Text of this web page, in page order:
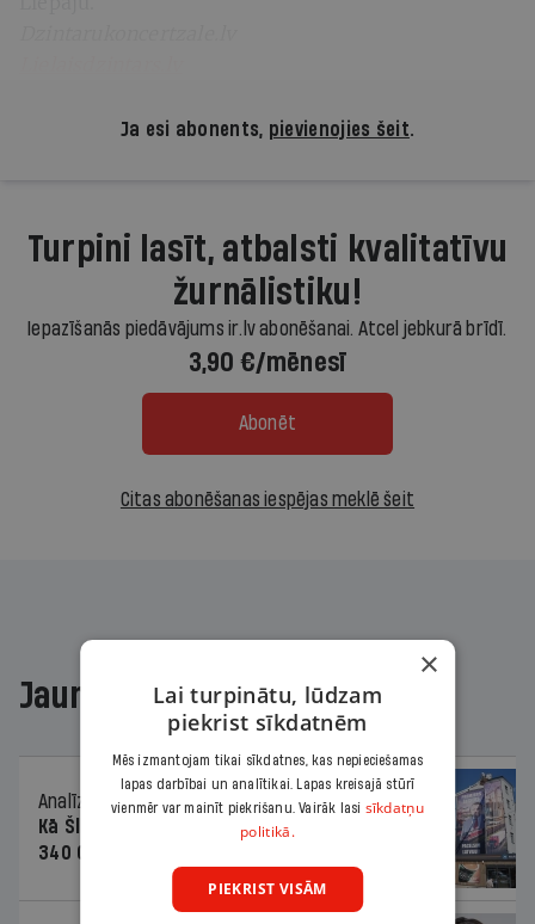
Ja esi abonents, pievienojies šeit.
Turpini lasīt, atbalsti kvalitatīvu
žurnālistiku!
Iepazīšanās piedāvājums ir.lv abonēšanai. Atcel jebkurā brīdī.
3,90 €/mēnesī
Abonēt
Citas abonēšanas iespējas meklē šeit
Jaunākajā žurnālā
Analīze
06.08.2026.
Kā Šlesera partija palika nesodīta par
340 000 vērtu reklāmas kampaņu
×
Lai turpinātu, lūdzam
piekrist sīkdatnēm
Mēs izmantojam tikai sīkdatnes, kas nepieciešamas
lapas darbībai un analītikai. Lapas kreisajā stūrī
vienmēr var mainīt piekrišanu. Vairāk lasi sīkdatņu
politikā.
PIEKRIST VISĀM